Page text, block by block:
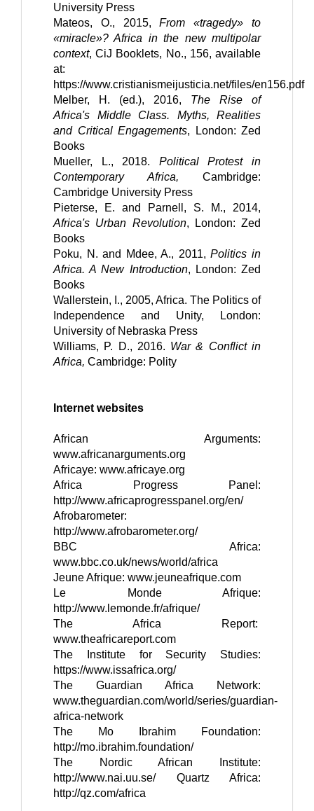
University Press
Mateos, O., 2015, From «tragedy» to
«miracle»? Africa in the new multipolar
context, CiJ Booklets, No., 156, available
https://www.cristianismeijusticia.net/files/en156.pdf
Melber, H. (ed.), 2016, The Rise of
Africa's Middle Class. Myths, Realities
and Critical Engagements, London: Zed
Books
Mueller, L., 2018. Political Protest in
Contemporary Africa, Cambridge:
Cambridge University Press
Africa's Urban Revolution, London: Zed
Books
Poku, N. and Mdee, A., 2011, Politics in
Africa. A New Introduction, London: Zed
Books
Wallerstein, I., 2005, Africa. The Politics of
Independence and Unity, London:
University of Nebraska Press
Williams, P. D., 2016. War & Conflict in
Africa, Cambridge: Polity
Internet websites
www.africanarguments.org
Africaye: www.africaye.org
http://www.africaprogresspanel.org/en/
http://www.afrobarometer.org/
www.bbc.co.uk/news/world/africa
Jeune Afrique: www.jeuneafrique.com
http://www.lemonde.fr/afrique/
www.theafricareport.com
https://www.issafrica.org/
www.theguardian.com/world/series/guardian-
africa-network
http://mo.ibrahim.foundation/
http://www.nai.uu.se/
http://qz.com/africa